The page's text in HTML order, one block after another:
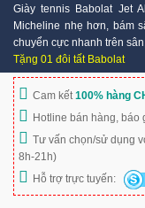
Giày tennis Babolat Jet
Micheline nhẹ hơn, bám
chuyển cực nhanh trên
Tặng 01 đôi tất Babolat
Cam kết100% hàng
Hotline bán hàng, báo
Tư vấn chọn/sử dụng
8h-21h)
Hỗ trợ trực tuyến: